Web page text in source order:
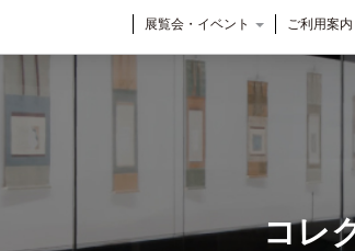
展覧会・イベント ご利用案内
コレ